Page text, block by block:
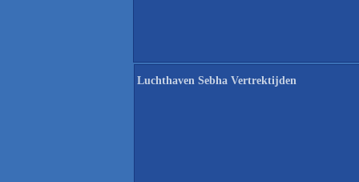
Luchthaven Sebha Vertrektijden